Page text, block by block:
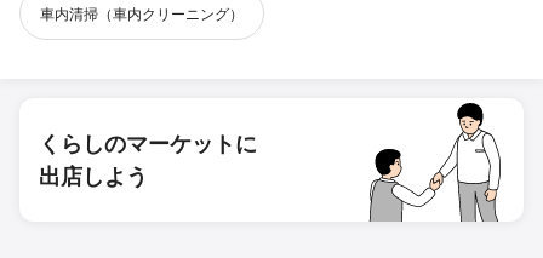
車内清掃（車内クリーニング）
くらしのマーケットに
出店しよう